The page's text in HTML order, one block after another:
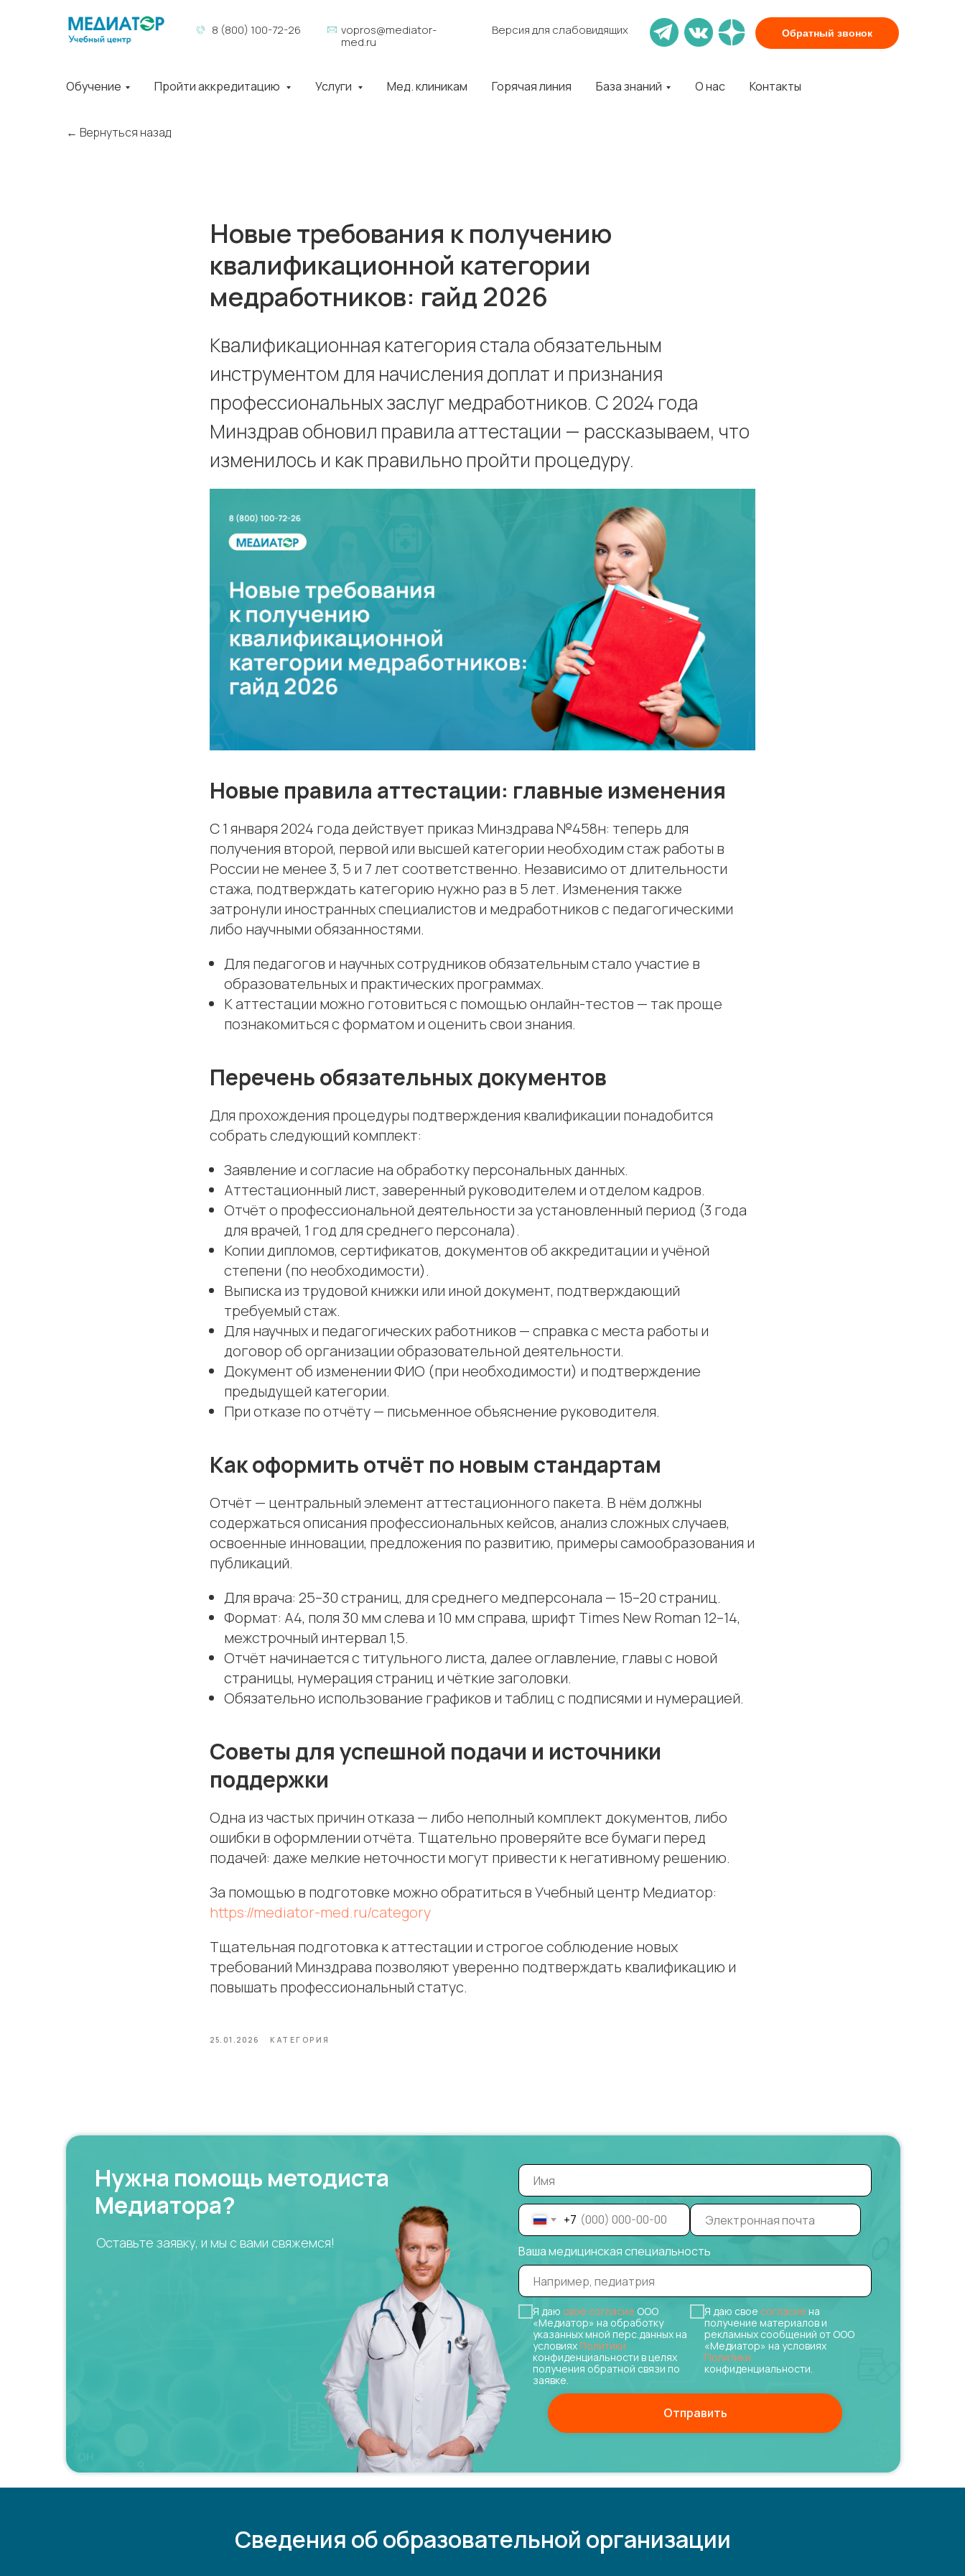
8 (800) 100-72-26
vopros@mediator-
med.ru
Версия для слабовидящих Обратный звонок
Обучение Пройти аккредитацию Услуги Мед. клиникам Горячая линия База знаний О нас Контакты
← Вернуться назад
Новые требования к получению
квалификационной категории
медработников: гайд 2026
Квалификационная категория стала обязательным
инструментом для начисления доплат и признания
профессиональных заслуг медработников. С 2024 года
Минздрав обновил правила аттестации — рассказываем, что
изменилось и как правильно пройти процедуру.
Новые правила аттестации: главные изменения
С 1 января 2024 года действует приказ Минздрава №458н: теперь для
получения второй, первой или высшей категории необходим стаж работы в
России не менее 3, 5 и 7 лет соответственно. Независимо от длительности
стажа, подтверждать категорию нужно раз в 5 лет. Изменения также
затронули иностранных специалистов и медработников с педагогическими
либо научными обязанностями.
Для педагогов и научных сотрудников обязательным стало участие в
образовательных и практических программах.
К аттестации можно готовиться с помощью онлайн-тестов — так проще
познакомиться с форматом и оценить свои знания.
Перечень обязательных документов
Для прохождения процедуры подтверждения квалификации понадобится
собрать следующий комплект:
Заявление и согласие на обработку персональных данных.
Аттестационный лист, заверенный руководителем и отделом кадров.
Отчёт о профессиональной деятельности за установленный период (3 года
для врачей, 1 год для среднего персонала).
Копии дипломов, сертификатов, документов об аккредитации и учёной
степени (по необходимости).
Выписка из трудовой книжки или иной документ, подтверждающий
требуемый стаж.
Для научных и педагогических работников — справка с места работы и
договор об организации образовательной деятельности.
Документ об изменении ФИО (при необходимости) и подтверждение
предыдущей категории.
При отказе по отчёту — письменное объяснение руководителя.
Как оформить отчёт по новым стандартам
Отчёт — центральный элемент аттестационного пакета. В нём должны
содержаться описания профессиональных кейсов, анализ сложных случаев,
освоенные инновации, предложения по развитию, примеры самообразования и
публикаций.
Для врача: 25–30 страниц, для среднего медперсонала — 15–20 страниц.
Формат: А4, поля 30 мм слева и 10 мм справа, шрифт Times New Roman 12–14,
межстрочный интервал 1,5.
Отчёт начинается с титульного листа, далее оглавление, главы с новой
страницы, нумерация страниц и чёткие заголовки.
Обязательно использование графиков и таблиц с подписями и нумерацией.
Советы для успешной подачи и источники
поддержки
Одна из частых причин отказа — либо неполный комплект документов, либо
ошибки в оформлении отчёта. Тщательно проверяйте все бумаги перед
подачей: даже мелкие неточности могут привести к негативному решению.
За помощью в подготовке можно обратиться в Учебный центр Медиатор:
https://mediator-med.ru/category
Тщательная подготовка к аттестации и строгое соблюдение новых
требований Минздрава позволяют уверенно подтверждать квалификацию и
повышать профессиональный статус.
25.01.2026 КАТЕГОРИЯ
Нужна помощь методиста
Медиатора?
+7
Ваша медицинская специальность
Я даю свое согласие ООО
«Медиатор» на обработку
указанных мной перс.данных на
условияхПолитики
конфиденциальности в целях
получения обратной связи по
заявке.
Я даю свое согласие на
получение материалов и
рекламных сообщений от ООО
«Медиатор» на условиях
Политики
конфиденциальности.
Отправить
Оставьте заявку, и мы с вами свяжемся!
Сведения об образовательной организации